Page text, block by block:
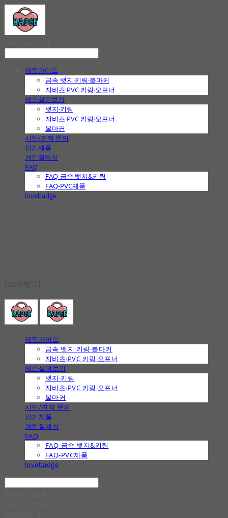
제작가이드
금속 뱃지·키링·볼마커
지비츠·PVC 키링·오프너
제품살펴보기
뱃지·키링
지비츠·PVC 키링·오프너
볼마커
시안/견적 문의
인기제품
개인결제창
FAQ
FAQ-금속 뱃지&키링
FAQ-PVC제품
lovebadge
제작가이드
금속 뱃지·키링·볼마커
지비츠·PVC 키링·오프너
제품살펴보기
뱃지·키링
지비츠·PVC 키링·오프너
볼마커
시안/견적 문의
인기제품
개인결제창
FAQ
FAQ-금속 뱃지&키링
FAQ-PVC제품
lovebadge